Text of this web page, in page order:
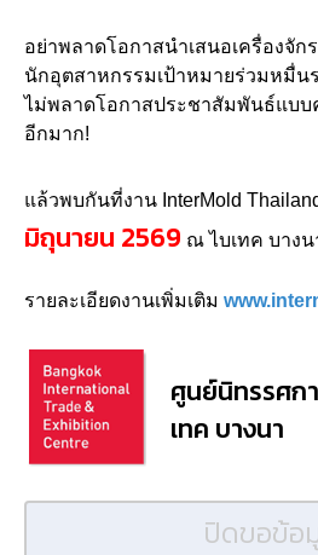
อย่าพลาดโอกาสนำเสนอเครื่องจั
นักอุตสาหกรรมเป้าหมายร่วมหมื่น
ไม่พลาดโอกาสประชาสัมพันธ์แบบ
อีกมาก!
แล้วพบกันที่งาน InterMold
มิถุนายน 2569 ณ ไบเทค บางน
รายละเอียดงานเพิ่มเติม
ศูนย์นิทรรศก
เทค บางนา
ปิดขอข้อ